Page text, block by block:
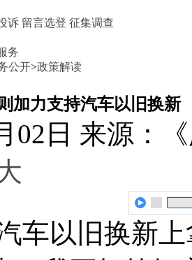
诉 留言选登 征集调查
务
公开>政策解读
加力支持汽车以旧换新
02日 来源：
车以旧换新